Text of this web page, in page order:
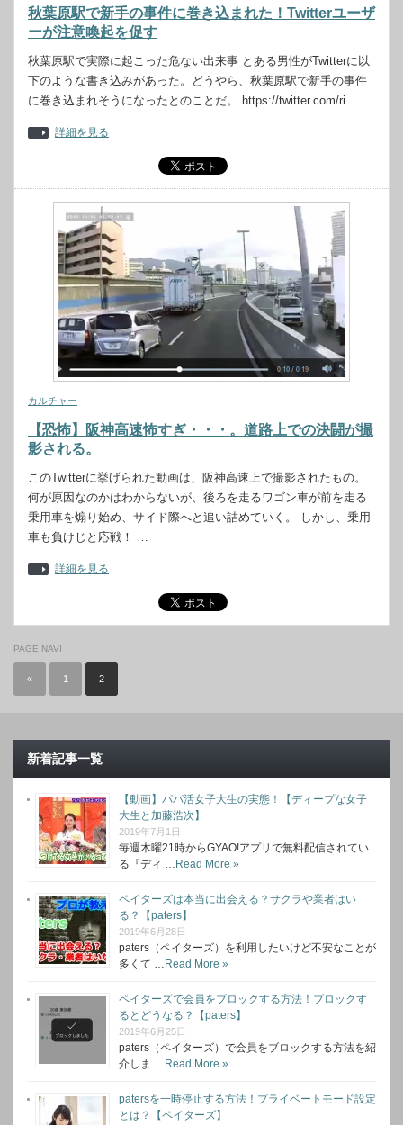
秋葉原駅で新手の事件に巻き込まれた！Twitterユーザ
ーが注意喚起を促す
秋葉原駅で実際に起こった危ない出来事 とある男性がTwitterに以
下のような書き込みがあった。どうやら、秋葉原駅で新手の事件
に巻き込まれそうになったとのことだ。 https://twitter.com/ri…
詳細を見る
カルチャー
【恐怖】阪神高速怖すぎ・・・。道路上での決闘が撮
影される。
このTwitterに挙げられた動画は、阪神高速上で撮影されたもの。
何が原因なのかはわからないが、後ろを走るワゴン車が前を走る
乗用車を煽り始め、サイド際へと追い詰めていく。 しかし、乗用
車も負けじと応戦！ …
詳細を見る
PAGE NAVI
« 1 2
新着記事一覧
【動画】パパ活女子大生の実態！【ディープな女子
大生と加藤浩次】
2019年7月1日
毎週木曜21時からGYAO!アプリで無料配信されてい
る『ディ … Read More »
ペイターズは本当に出会える？サクラや業者はい
る？【paters】
2019年6月28日
paters（ペイターズ）を利用したいけど不安なことが
多くて … Read More »
ペイターズで会員をブロックする方法！ブロックす
るとどうなる？【paters】
2019年6月25日
paters（ペイターズ）で会員をブロックする方法を紹
介しま … Read More »
patersを一時停止する方法！プライベートモード設定
とは？【ペイターズ】